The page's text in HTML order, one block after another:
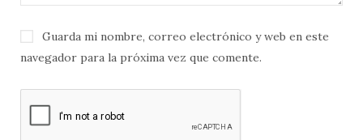
Guarda mi nombre, correo electrónico y web en este
navegador para la próxima vez que comente.